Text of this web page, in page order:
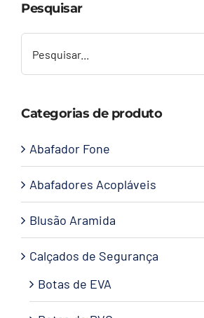
Contato
Pesquisar
Categorias de produto
Abafador Fone
Abafadores Acopláveis
Blusão Aramida
Calçados de Segurança
Botas de EVA